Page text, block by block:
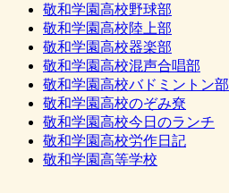
敬和学園高校野球部
敬和学園高校陸上部
敬和学園高校器楽部
敬和学園高校混声合唱部
敬和学園高校バドミントン部
敬和学園高校のぞみ尞
敬和学園高校今日のランチ
敬和学園高校労作日記
敬和学園高等学校